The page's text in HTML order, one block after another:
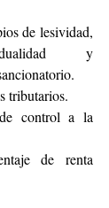
de lesividad,
y
tributarios.
control a la
de renta